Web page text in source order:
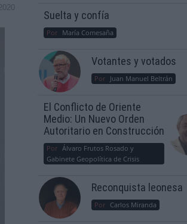
Suelta y confía
Por María Comesaña
Votantes y votados
Por Juan Manuel Beltrán
El Conflicto de Oriente
Medio: Un Nuevo Orden
Autoritario en Construcción
Por Álvaro Frutos Rosado y
Gabinete Geopolítica de Crisis
Reconquista leonesa
Por Carlos Miranda